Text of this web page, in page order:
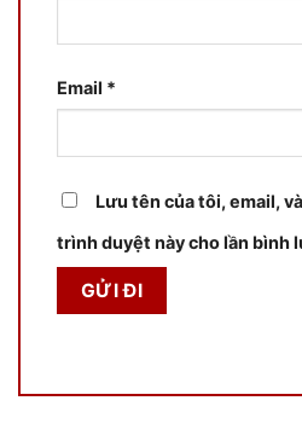
Email *
Lưu tên của tôi, email,
trình duyệt này cho lần bình